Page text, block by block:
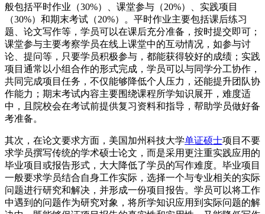
般包括平时作业（30%）、课堂参与（20%）、实践项目
（30%）和期末考试（20%）。平时作业主要包括课后练习
题、论文写作等，学员可以在课后充分准备，按时提交即可；
课堂参与主要考察学员在线上课堂中的互动情况，如参与讨
论、提问等，只要学员积极参与，都能获得较好的成绩；实践
项目通常以小组合作的形式完成，学员可以与同学分工协作，
共同完成项目任务，不仅能够降低个人压力，还能提升团队协
作能力；期末考试内容主要围绕课程所学知识展开，难度适
中，且院校会在考试前提供复习资料和指导，帮助学员做好备
考准备。
其次，在论文要求方面，美国加州科技大学单证硕士项目不要
求学员撰写传统的学术硕士论文，而是采用更注重实践应用的
毕业项目或报告形式，大大降低了学员的写作难度。毕业项目
一般要求学员结合自身工作实际，选择一个与专业相关的实际
问题进行研究和解决，并形成一份项目报告。学员可以将工作
中遇到的问题作为研究对象，将所学知识应用到实际问题的解